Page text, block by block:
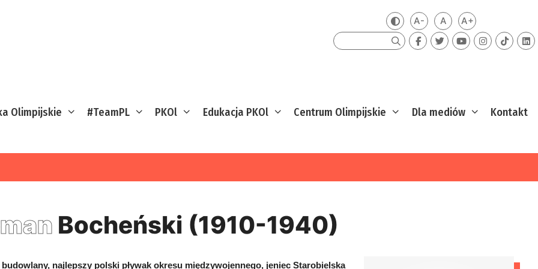
Zmień kontrast
A-Mniejsza czcionka
ADomyślna czcionka
A+Większa
Szukaj
Olimpijskie #TeamPL PKOl Edukacja PKOl Centrum Olimpijskie Dla mediów Kontakt
Bocheński (1910-1940)
najlepszy polski pływak okresu międzywojennego, jeniec Starobielska